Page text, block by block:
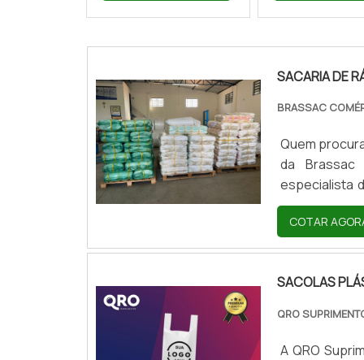
SACARIA DE
BRASSAC
Quem
da Brassac
especialista
área de
Brassac
para
COTAR
SACOLAS
QRO
A QRO